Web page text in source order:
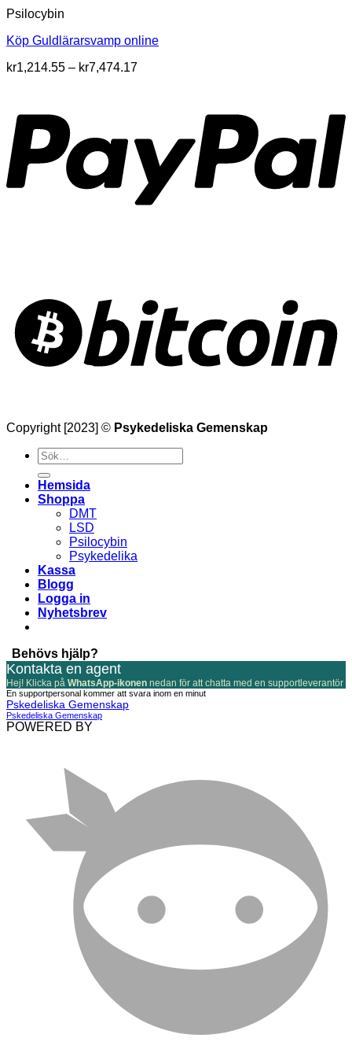
Psilocybin
Köp Guldlärarsvamp online
kr1,214.55 – kr7,474.17Prisintervall:
Copyright [2023] © Psykedeliska Gemenskap
Söka
efter
Hemsida
Shoppa
DMT
LSD
Psilocybin
Psykedelika
Kassa
Blogg
Logga in
Nyhetsbrev
Behövs hjälp?
Kontakta en agent
Hej! Klicka på WhatsApp-ikonen nedan för att chatta med en supportleverantör
En supportpersonal kommer att svara inom en minut
Pskedeliska Gemenskap
Pskedeliska Gemenskap
POWERED BY